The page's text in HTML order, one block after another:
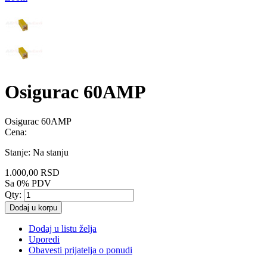
Osigurac 60AMP
Osigurac 60AMP
Cena:
Stanje: Na stanju
1.000,00 RSD
Sa 0% PDV
Qty:
Dodaj u korpu
Dodaj u listu želja
Uporedi
Obavesti prijatelja o ponudi